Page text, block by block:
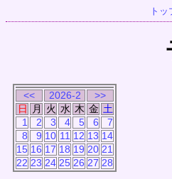
トッ
<< 2026-2
>>
日
月 火 水 木 金 土
1
2 3 4 5 6
7
8
9 10 11 12 13 14
15 16 17 18 19 20 21
22 23 24 25 26 27 28